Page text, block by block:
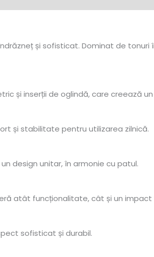
și sofisticat. Dominat de
și inserții de oglindă, care creează
și stabilitate pentru utilizarea zilnică.
design unitar, în armonie cu patul.
atât funcționalitate, cât și un impact
sofisticat și durabil.